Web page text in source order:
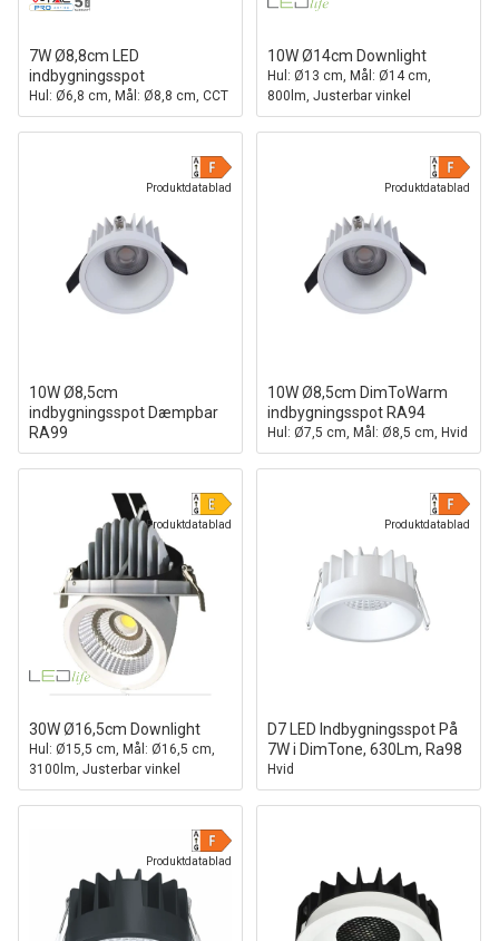
7W Ø8,8cm LED
indbygningsspot
Hul: Ø6,8 cm, Mål: Ø8,8 cm, CCT
- 3 lyskulører
10W Ø14cm Downlight
Hul: Ø13 cm, Mål: Ø14 cm,
800lm, Justerbar vinkel
Produktdatablad
10W Ø8,5cm
indbygningsspot Dæmpbar
RA99
IP54, Hul: Ø7,5 cm, Mål: Ø8,5
cm, Hvid kant
Produktdatablad
10W Ø8,5cm DimToWarm
indbygningsspot RA94
Hul: Ø7,5 cm, Mål: Ø8,5 cm, Hvid
kant
Produktdatablad
30W Ø16,5cm Downlight
Hul: Ø15,5 cm, Mål: Ø16,5 cm,
3100lm, Justerbar vinkel
Produktdatablad
D7 LED Indbygningsspot På
7W i DimTone, 630Lm, Ra98
Hvid
Produktdatablad